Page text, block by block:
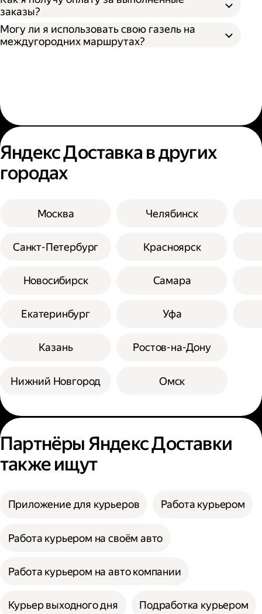
заказы?
Могу ли я использовать свою газель на
междугородних маршрутах?
Яндекс Доставка в других
городах
Москва
Санкт-Петербург
Новосибирск
Екатеринбург
Казань
Нижний Новгород
Челябинск
Красноярск
Самара
Уфа
Ростов-на-Дону
Омск
Партнёры Яндекс Доставки
также ищут
Приложение для курьеров Работа курьером
Работа курьером на своём авто
Работа курьером на авто компании
Курьер выходного дня Подработка курьером